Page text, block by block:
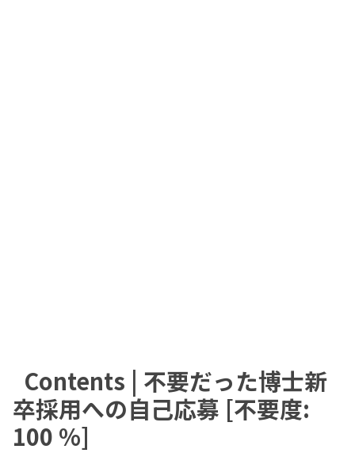
Contents | 不要だった博士新
卒採用への自己応募 [不要度:
100 %]